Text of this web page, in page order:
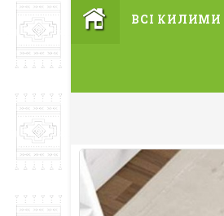
ВСІ КИЛИМИ